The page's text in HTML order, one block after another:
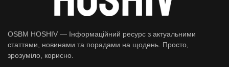
OSBM HOSHIV — Інформаційний ресурс з актуальними
статтями, новинами та порадами на щодень. Просто,
зрозуміло, корисно.